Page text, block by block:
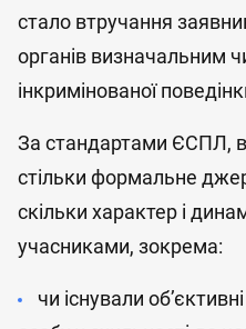
стало втручання
органів визначальним
інкримінованої
За стандартами ЄСПЛ,
стільки формальне
скільки характер і
учасниками, зокрема:
чи існували